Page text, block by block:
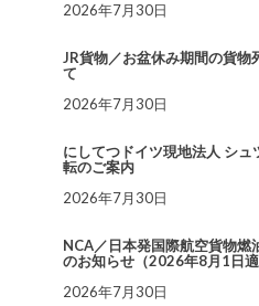
2026年7月30日
JR貨物／お盆休み期間の貨物
て
2026年7月30日
にしてつドイツ現地法人 シュ
転のご案内
2026年7月30日
NCA／日本発国際航空貨物燃
のお知らせ（2026年8月1日
2026年7月30日